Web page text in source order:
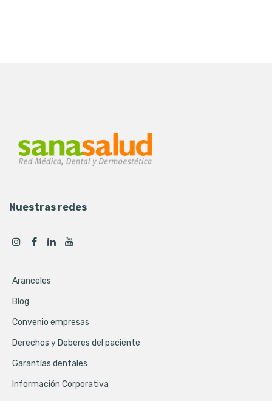
Nuestras redes
Aranceles
Blog
Convenio empresas
Derechos y Deberes del paciente
Garantías dentales
Información Corporativa